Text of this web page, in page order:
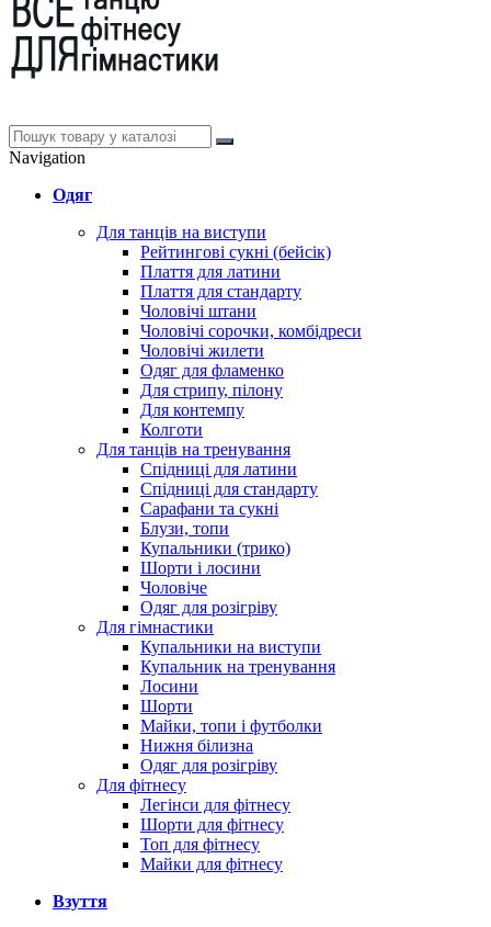
Navigation
Одяг
Для танців на виступи
Рейтингові сукні (бейсік)
Плаття для латини
Плаття для стандарту
Чоловічі штани
Чоловічі сорочки, комбідреси
Чоловічі жилети
Одяг для фламенко
Для стрипу, пілону
Для контемпу
Колготи
Для танців на тренування
Спідниці для латини
Спідниці для стандарту
Сарафани та сукні
Блузи, топи
Купальники (трико)
Шорти і лосини
Чоловіче
Одяг для розігріву
Для гімнастики
Купальники на виступи
Купальник на тренування
Лосини
Шорти
Майки, топи і футболки
Нижня білизна
Одяг для розігріву
Для фітнесу
Легінси для фітнесу
Шорти для фітнесу
Топ для фітнесу
Майки для фітнесу
Взуття